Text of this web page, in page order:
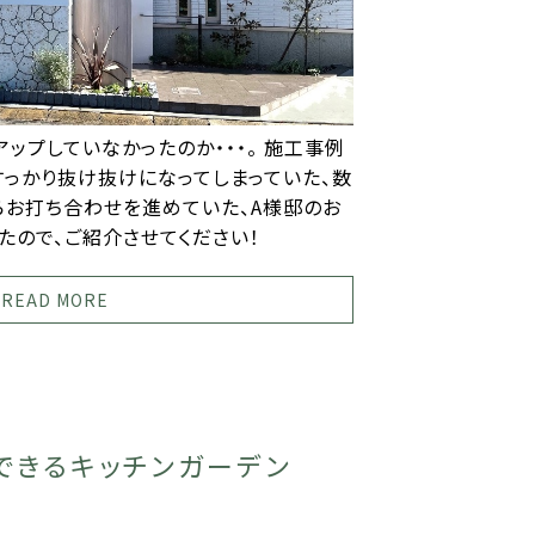
プしていなかったのか・・・。 施工事例
かり抜け抜けになってしまっていた、数
お打ち合わせを進めていた、A様邸のお
で、ご紹介させてください！
READ MORE
るキッチンガーデン